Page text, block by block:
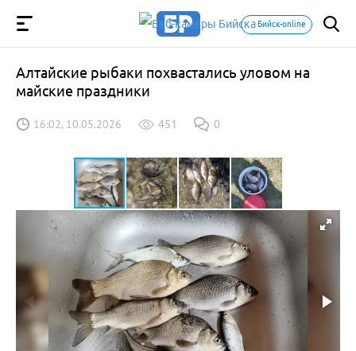
Бийск-online
Алтайские рыбаки похвастались уловом на
майские праздники
16:02, 10.05.2026 451 0